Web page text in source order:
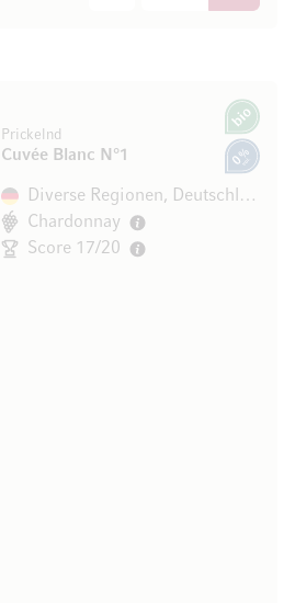
Prickelnd
Cuvée Blanc N°1
Bio
0% vol.
Diverse Regionen, Deutschland
Chardonnay
Score 17/20